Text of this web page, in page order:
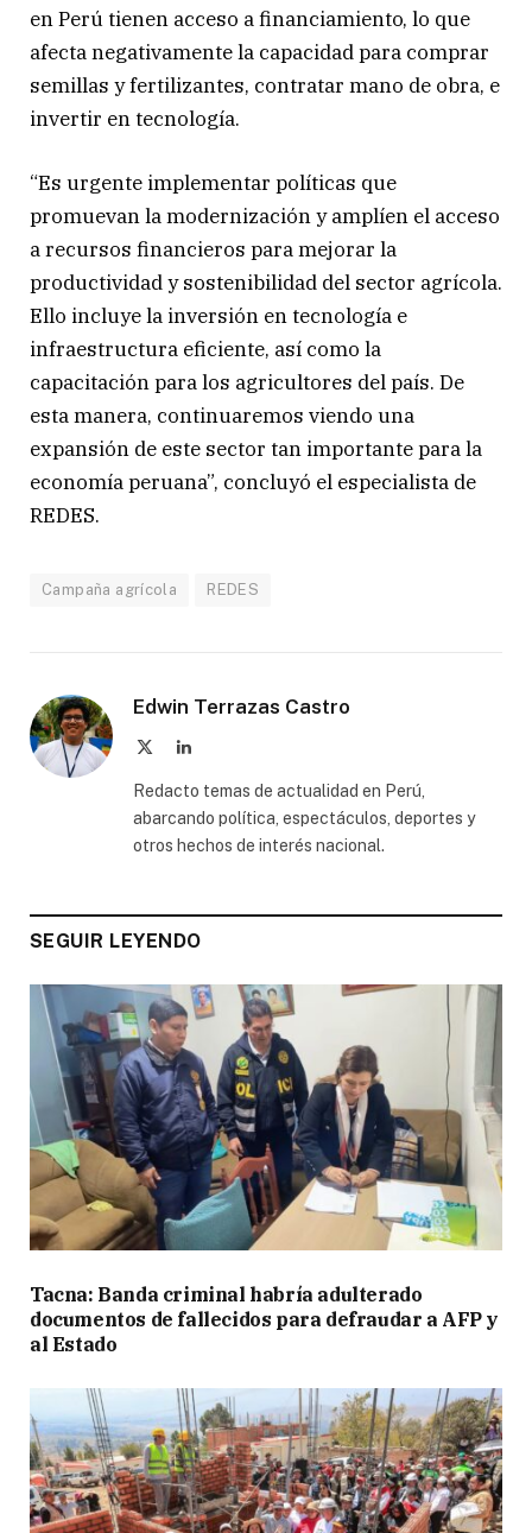
en Perú tienen acceso a financiamiento, lo que
afecta negativamente la capacidad para comprar
semillas y fertilizantes, contratar mano de obra, e
invertir en tecnología.
“Es urgente implementar políticas que
promuevan la modernización y amplíen el acceso
a recursos financieros para mejorar la
productividad y sostenibilidad del sector agrícola.
Ello incluye la inversión en tecnología e
infraestructura eficiente, así como la
capacitación para los agricultores del país. De
esta manera, continuaremos viendo una
expansión de este sector tan importante para la
economía peruana”, concluyó el especialista de
REDES.
Campaña agrícola REDES
Edwin Terrazas Castro
LinkedIn
Redacto temas de actualidad en Perú,
abarcando política, espectáculos, deportes y
otros hechos de interés nacional.
SEGUIR LEYENDO
Tacna: Banda criminal habría adulterado
documentos de fallecidos para defraudar a AFP y
al Estado